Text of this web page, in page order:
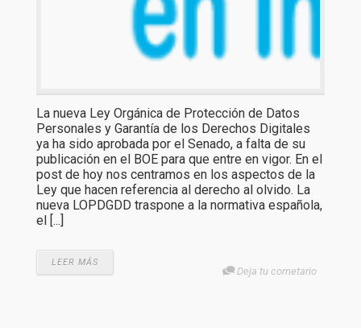
La nueva Ley Orgánica de Protección de Datos
Personales y Garantía de los Derechos Digitales
ya ha sido aprobada por el Senado, a falta de su
publicación en el BOE para que entre en vigor. En el
post de hoy nos centramos en los aspectos de la
Ley que hacen referencia al derecho al olvido. La
nueva LOPDGDD traspone a la normativa española,
el [...]
LEER MÁS
Deja tu cometario